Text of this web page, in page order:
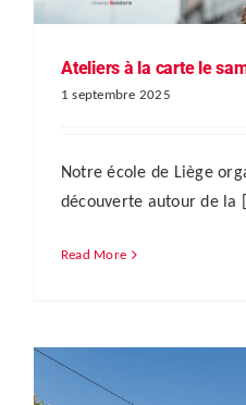
Ateliers à la carte le
1 septembre 2025
Notre école de Liège
découverte autour de la
Read More